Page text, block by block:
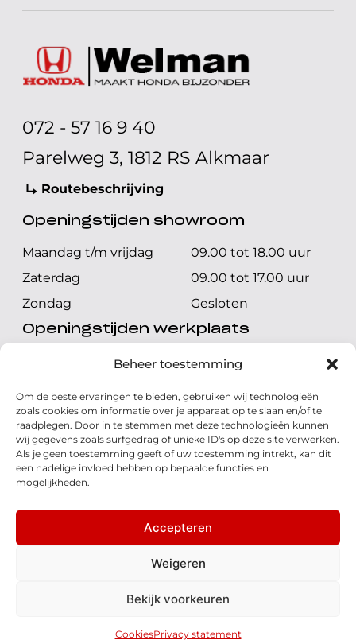
Beheer toestemming
Om de beste ervaringen te bieden, gebruiken wij technologieën
zoals cookies om informatie over je apparaat op te slaan en/of te
raadplegen. Door in te stemmen met deze technologieën kunnen
wij gegevens zoals surfgedrag of unieke ID's op deze site verwerken.
Als je geen toestemming geeft of uw toestemming intrekt, kan dit
een nadelige invloed hebben op bepaalde functies en
mogelijkheden.
Accepteren
Weigeren
Bekijk voorkeuren
CookiesPrivacy statement
072 - 57 16 9 40
Parelweg 3, 1812 RS Alkmaar
Routebeschrijving
Openingstijden showroom
Maandag t/m vrijdag
09.00 tot 18.00 uur
Zaterdag
09.00 tot 17.00 uur
Zondag
Gesloten
Openingstijden werkplaats
Maandag t/m vrijdag
08.00 tot 17.00 uur
Zondag
Gesloten
Volg ons
© 2026 - Honda Welman
Algemene voorwaarden
Realisatie: QStylez